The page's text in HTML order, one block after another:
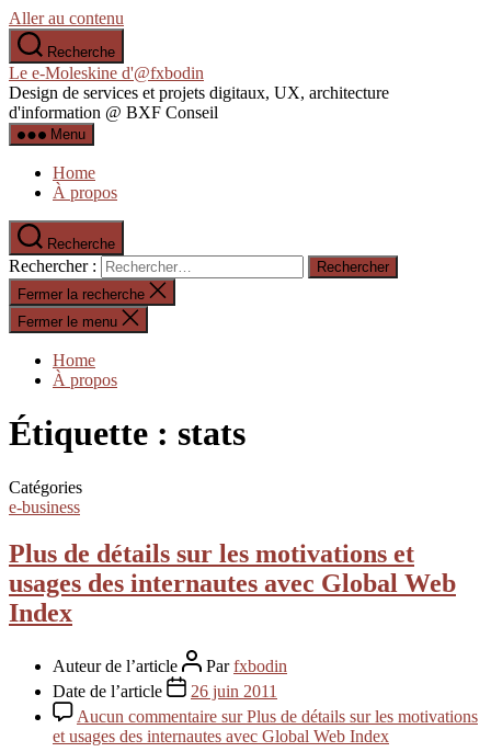
Aller au contenu
Recherche
Le e-Moleskine d'@fxbodin
Design de services et projets digitaux, UX, architecture
d'information @ BXF Conseil
Menu
Home
À propos
Recherche
Rechercher :
Fermer la recherche
Fermer le menu
Home
À propos
Étiquette : stats
Catégories
e-business
Plus de détails sur les motivations et
usages des internautes avec Global Web
Index
Auteur de l’article Parfxbodin
Date de l’article
26 juin 2011
Aucun commentaire sur Plus de détails sur les motivations
et usages des internautes avec Global Web Index